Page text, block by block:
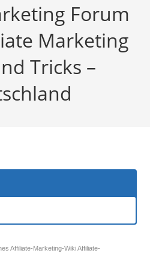
Forum
Marketing
Tricks –
Affiliate-Marketing-Wiki Affiliate-